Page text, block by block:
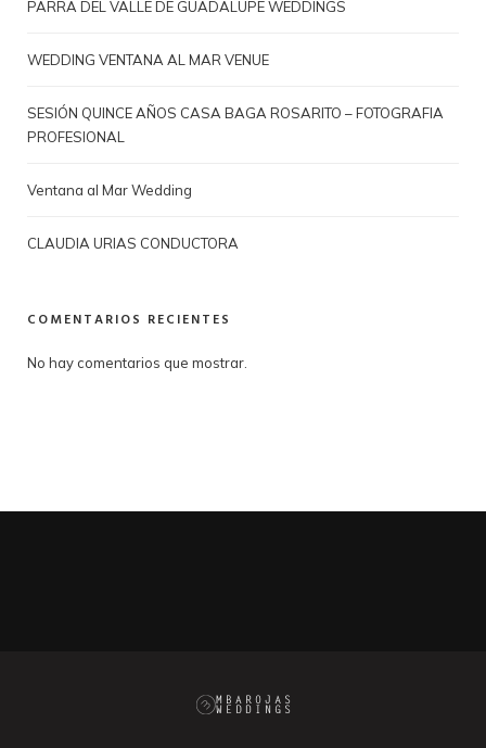
PARRA DEL VALLE DE GUADALUPE WEDDINGS
WEDDING VENTANA AL MAR VENUE
SESIÓN QUINCE AÑOS CASA BAGA ROSARITO – FOTOGRAFIA
PROFESIONAL
Ventana al Mar Wedding
CLAUDIA URIAS CONDUCTORA
COMENTARIOS RECIENTES
No hay comentarios que mostrar.